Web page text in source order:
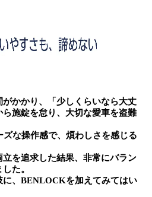
かかり、「少しくらいなら大丈
施錠を怠り、大切な愛車を盗難
な操作感で、煩わしさを感じる
を追求した結果、非常にバラン
た。
に、BENLOCKを加えてみてはい